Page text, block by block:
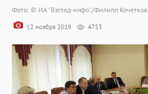
Фото: © ИА "Взгляд-инфо"/Филипп Кочетков
12 ноября 2019 4753